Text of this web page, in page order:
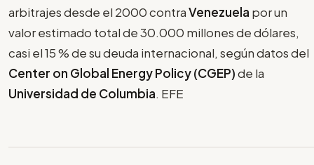
arbitrajes desde el 2000 contraVenezuela por un
valor estimado total de 30.000 millones de dólares,
casi el 15 % de su deuda internacional, según datos del
Center on Global Energy Policy (CGEP)de la
Universidad de Columbia. EFE